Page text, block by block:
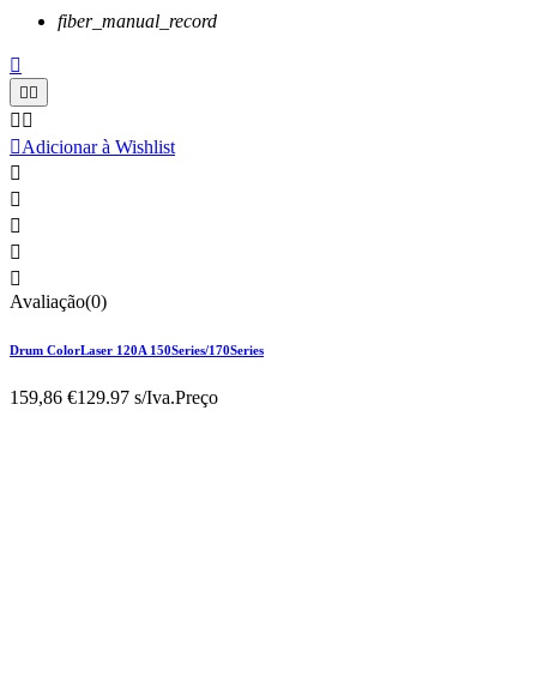
fiber_manual_record

 
 
Adicionar à Wishlist





Avaliação(0)
Drum ColorLaser 120A 150Series/170Series
159,86 €129.97 s/Iva.Preço